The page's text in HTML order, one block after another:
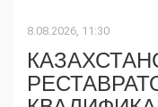
8.08.2026, 11:30